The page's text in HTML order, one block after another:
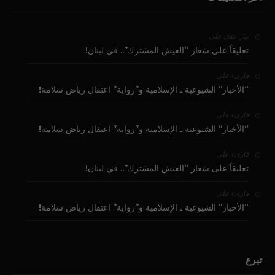
بيار عقل على
تعليقاً على شعار “العيش المشترك”.. في لبنان!
قارىء على
“الأخبار” الشيوعية ـ الإسلامية و”رواية” اعتقال رياض سلامة!
قارىء على
“الأخبار” الشيوعية ـ الإسلامية و”رواية” اعتقال رياض سلامة!
قارىء على
تعليقاً على شعار “العيش المشترك”.. في لبنان!
قارىء على
“الأخبار” الشيوعية ـ الإسلامية و”رواية” اعتقال رياض سلامة!
تبرع